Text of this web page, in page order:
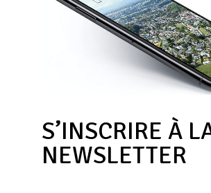
S’INSCRIRE À
NEWSLETTER